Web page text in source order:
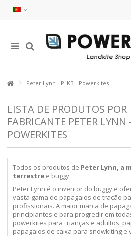
Peter Lynn - PLKB - Powerkites
LISTA DE PRODUTOS POR
FABRICANTE PETER LYNN
POWERKITES
Todos os produtos de Peter Lynn, a
terrestre e buggy.
Peter Lynn é o inventor do buggy e
vasta gama de papagaios de tração
profissionais. A maior marca de
principiantes e para progredir em
powerkites para crianças e adultos,
papagaios de caixa para snowkiting e